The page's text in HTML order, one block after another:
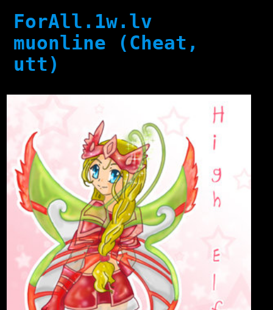
ForAll.1w.lv
muonline (Cheat,
utt)